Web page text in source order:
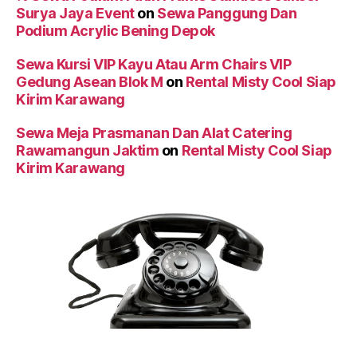
Surya Jaya Eventon Sewa Panggung Dan
Podium Acrylic Bening Depok
Sewa Kursi VIP Kayu Atau Arm Chairs VIP
Gedung Asean Blok M on Rental Misty Cool Siap
Kirim Karawang
Sewa Meja Prasmanan Dan Alat Catering
Rawamangun Jaktim on Rental Misty Cool Siap
Kirim Karawang